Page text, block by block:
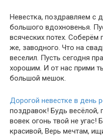
Невестка, поздравляем с
большого вдохновенья.
всяческих потех. Соберём
же, заводного. Что на
веселил. Пусть сегодня
хорошим. И от нас прими
большой мешок.
Дорогой невестке в день
поздравок! Будь весёлой,
вовек огонь твой не
красивой, Верь мечтам,